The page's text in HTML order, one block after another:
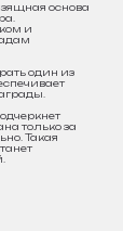
основа
и
один из
только за
Такая